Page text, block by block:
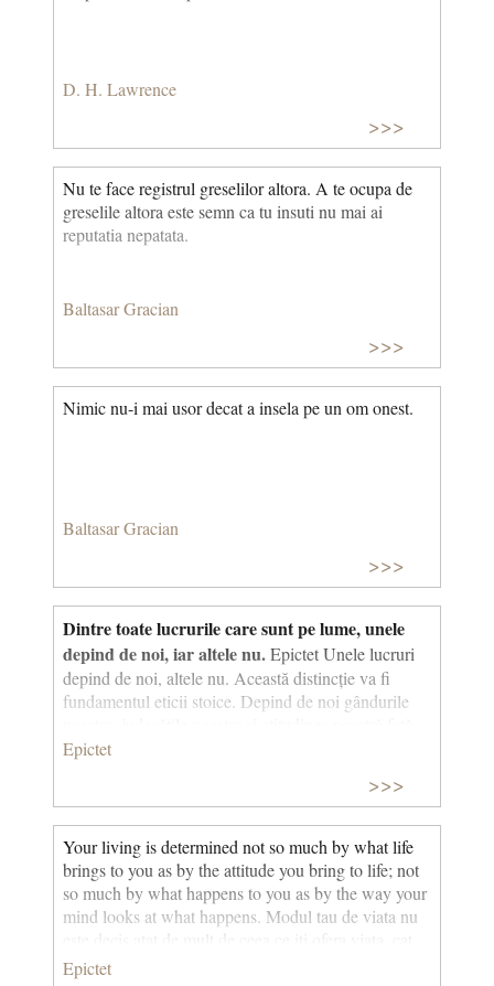
D. H. Lawrence
>>>
Nu te face registrul greselilor altora. A te ocupa de
greselile altora este semn ca tu insuti nu mai ai
reputatia nepatata.
Baltasar Gracian
>>>
Nimic nu-i mai usor decat a insela pe un om onest.
Baltasar Gracian
>>>
Dintre toate lucrurile care sunt pe lume, unele
depind de noi, iar altele nu.Epictet Unele lucruri
depind de noi, altele nu. Această distincție va fi
fundamentul eticii stoice. Depind de noi gândurile
de lume. Nu depind de noi legile naturii și ale
strict al naturii. Astfel, dacă cineva vrea să schimbe
nefericit. Conditia fericirii sale este deci sa-si
schimbe atitudinea față de lume (depinde de el) si sa
doreasca ordinea lumii. “Dintre toate lucrurile care
sunt pe lume, unele depind de noi, iar altele nu. Cele
care depind de noi sunt opiniile noastre, mişcările
într-un cuvânt, toate acţiunile noastre. Cele care nu
Epictet
>>>
Your living is determined not so much by what life
brings to you as by the attitude you bring to life; not
so much by what happens to you as by the way your
mind looks at what happens. Modul tau de viata nu
de atitudinea pe care o ai in viata; nu atat de mult de
Epictet